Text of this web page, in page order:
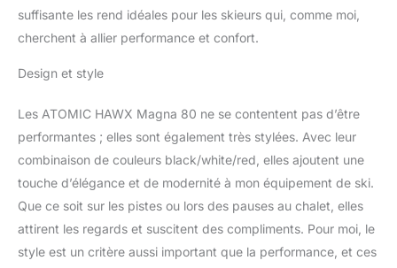
tant qu'entreprise
développement durable
découvrez les autres
produits de notre gamme
pour une expérience de
ski parfaite ; WeareSkiing
suffisante les rend idéales pour les skieurs qui, comme moi,
cherchent à allier performance et confort.
Design et style
Les ATOMIC HAWX Magna 80 ne se contentent pas d’être
performantes ; elles sont également très stylées. Avec leur
combinaison de couleurs black/white/red, elles ajoutent une
touche d’élégance et de modernité à mon équipement de ski.
Que ce soit sur les pistes ou lors des pauses au chalet, elles
attirent les regards et suscitent des compliments. Pour moi, le
style est un critère aussi important que la performance, et ces